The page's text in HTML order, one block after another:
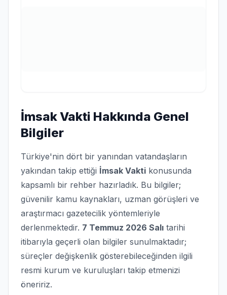
İmsak Vakti Hakkında Genel
Bilgiler
Türkiye'nin dört bir yanından vatandaşların
yakından takip ettiği İmsak Vakti konusunda
kapsamlı bir rehber hazırladık. Bu bilgiler;
güvenilir kamu kaynakları, uzman görüşleri ve
araştırmacı gazetecilik yöntemleriyle
derlenmektedir. 7 Temmuz 2026 Salı tarihi
itibarıyla geçerli olan bilgiler sunulmaktadır;
süreçler değişkenlik gösterebileceğinden ilgili
resmi kurum ve kuruluşları takip etmenizi
öneririz.